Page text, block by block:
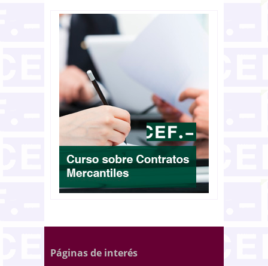
Páginas de interés